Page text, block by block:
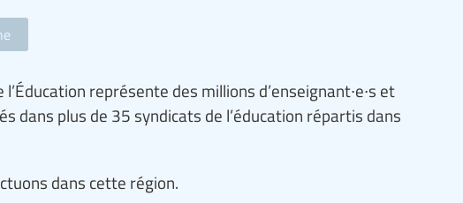
représente des millions d’enseignant∙e∙s et
dans plus de 35 syndicats de l’éducation répartis dans
dans cette région.